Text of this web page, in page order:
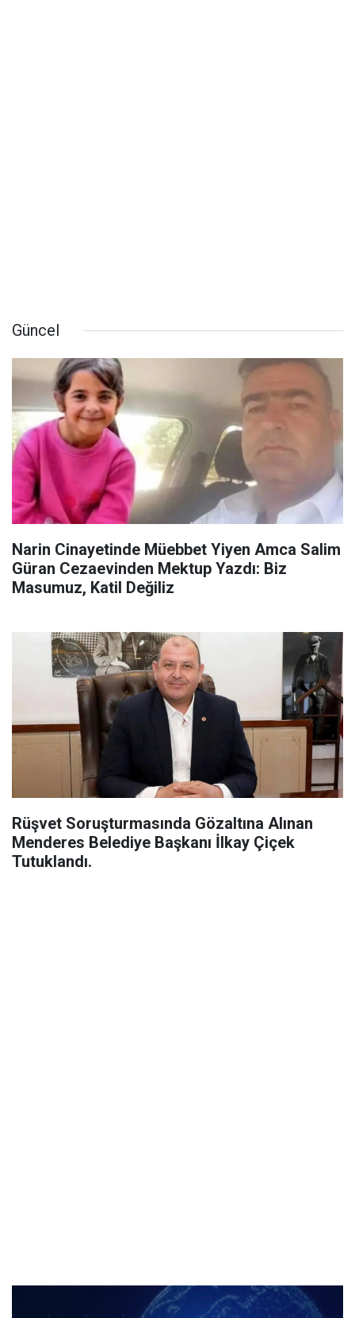
Güncel
Narin Cinayetinde Müebbet Yiyen Amca Salim
Güran Cezaevinden Mektup Yazdı: Biz
Masumuz, Katil Değiliz
Rüşvet Soruşturmasında Gözaltına Alınan
Menderes Belediye Başkanı İlkay Çiçek
Tutuklandı.